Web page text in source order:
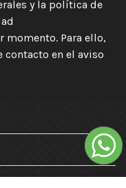
y la política de
momento. Para ello,
en el aviso